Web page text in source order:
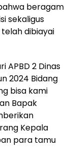
beragam
sekaligus
dibiayai
APBD 2 Dinas
2024 Bidang
bisa kami
Bapak
Kepala
para tamu